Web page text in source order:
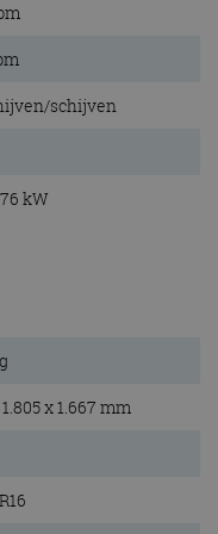
schijven
kW
x 1.667 mm